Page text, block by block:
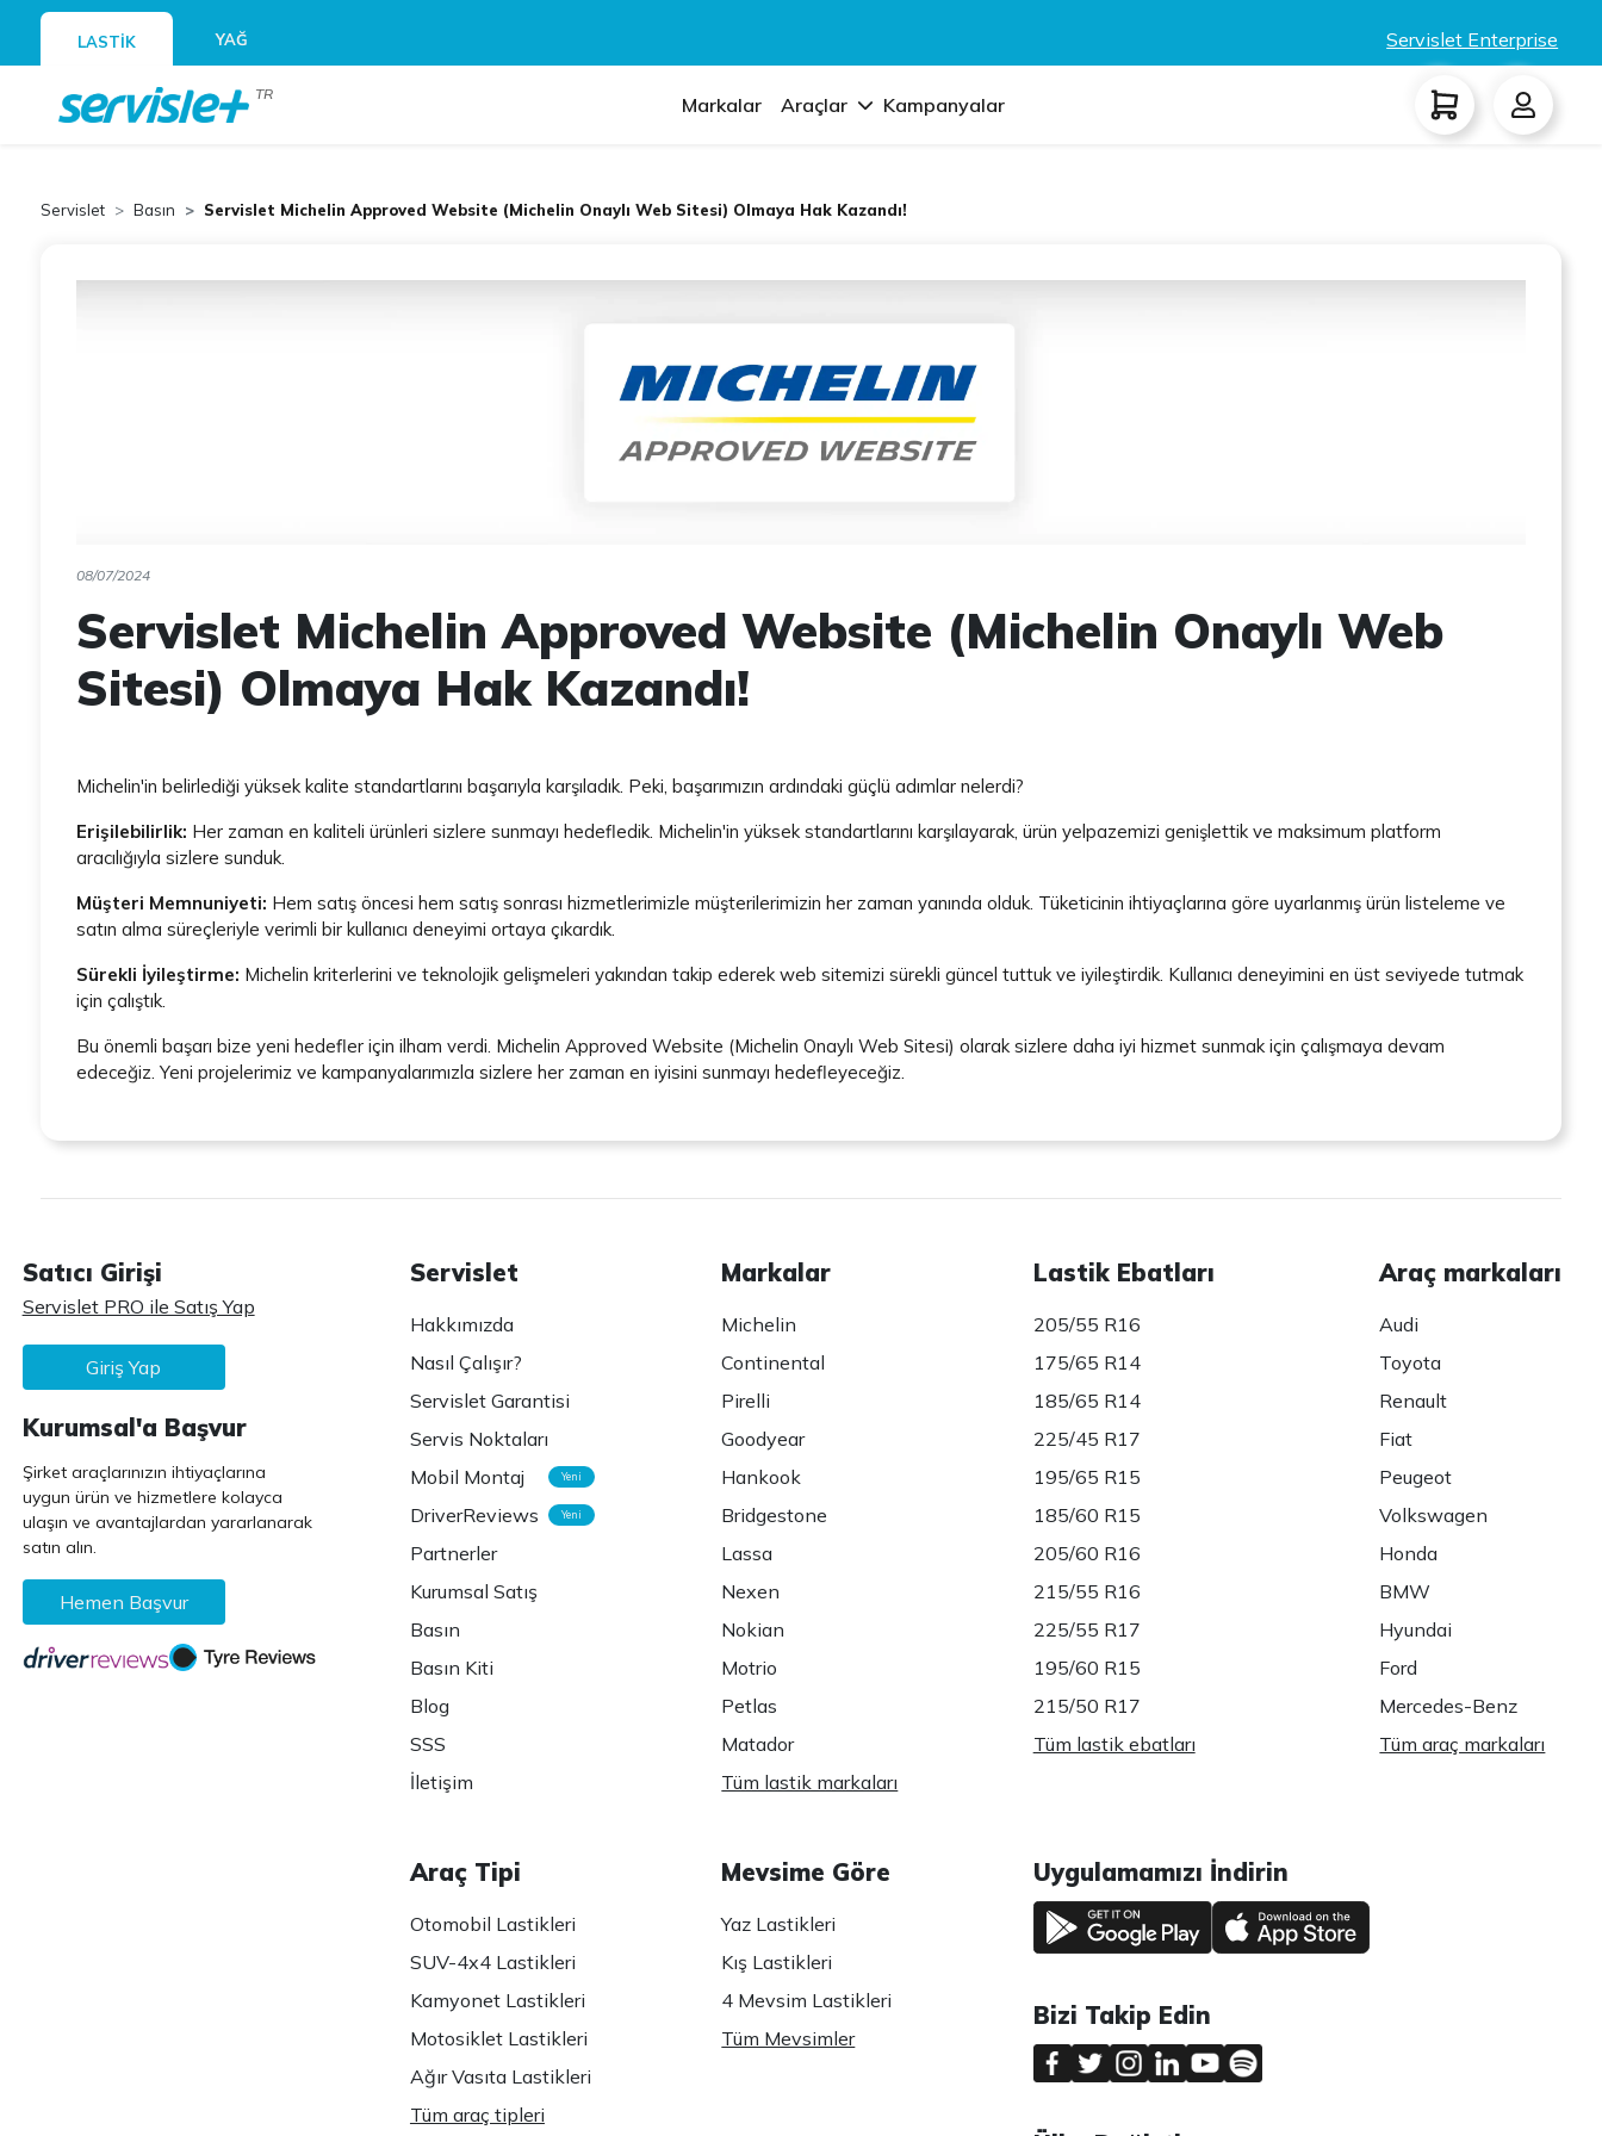
LASTİK YAĞ Servislet Enterprise
TR Markalar Araçlar Kampanyalar
Servislet Basın Servislet Michelin Approved Website (Michelin Onaylı Web Sitesi) Olmaya Hak Kazandı!
08/07/2024
Servislet Michelin Approved Website (Michelin Onaylı Web
Sitesi) Olmaya Hak Kazandı!
Michelin'in belirlediği yüksek kalite standartlarını başarıyla karşıladık. Peki, başarımızın ardındaki güçlü adımlar nelerdi?
Erişilebilirlik: Her zaman en kaliteli ürünleri sizlere sunmayı hedefledik. Michelin'in yüksek standartlarını karşılayarak, ürün yelpazemizi genişlettik ve maksimum platform
aracılığıyla sizlere sunduk.
Müşteri Memnuniyeti: Hem satış öncesi hem satış sonrası hizmetlerimizle müşterilerimizin her zaman yanında olduk. Tüketicinin ihtiyaçlarına göre uyarlanmış ürün listeleme ve
satın alma süreçleriyle verimli bir kullanıcı deneyimi ortaya çıkardık.
Sürekli İyileştirme: Michelin kriterlerini ve teknolojik gelişmeleri yakından takip ederek web sitemizi sürekli güncel tuttuk ve iyileştirdik. Kullanıcı deneyimini en üst seviyede tutmak
için çalıştık.
Bu önemli başarı bize yeni hedefler için ilham verdi. Michelin Approved Website (Michelin Onaylı Web Sitesi) olarak sizlere daha iyi hizmet sunmak için çalışmaya devam
edeceğiz. Yeni projelerimiz ve kampanyalarımızla sizlere her zaman en iyisini sunmayı hedefleyeceğiz.
Satıcı Girişi
Servislet PRO ile Satış Yap
Giriş Yap
Kurumsal'a Başvur
Şirket araçlarınızın ihtiyaçlarına
uygun ürün ve hizmetlere kolayca
ulaşın ve avantajlardan yararlanarak
satın alın.
Hemen Başvur
Servislet
Hakkımızda
Nasıl Çalışır?
Servislet Garantisi
Servis Noktaları
Mobil Montaj
Yeni
DriverReviews Yeni
Partnerler
Kurumsal Satış
Basın
Basın Kiti
Blog
SSS
İletişim
Markalar
Michelin
Continental
Pirelli
Goodyear
Hankook
Bridgestone
Lassa
Nexen
Nokian
Motrio
Petlas
Matador
Tüm lastik markaları
Lastik Ebatları
205/55 R16
175/65 R14
185/65 R14
225/45 R17
195/65 R15
185/60 R15
205/60 R16
215/55 R16
225/55 R17
195/60 R15
215/50 R17
Tüm lastik ebatları
Araç markaları
Audi
Toyota
Renault
Fiat
Peugeot
Volkswagen
Honda
BMW
Hyundai
Ford
Mercedes-Benz
Tüm araç markaları
Araç Tipi
Otomobil Lastikleri
SUV-4x4 Lastikleri
Kamyonet Lastikleri
Motosiklet Lastikleri
Ağır Vasıta Lastikleri
Tüm araç tipleri
Mevsime Göre
Yaz Lastikleri
Kış Lastikleri
4 Mevsim Lastikleri
Tüm Mevsimler
Uygulamamızı İndirin
Bizi Takip Edin